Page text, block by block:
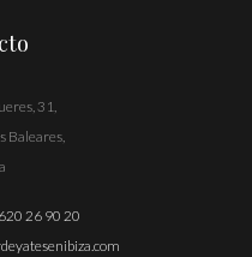
31,
Baleares,
26 90 20